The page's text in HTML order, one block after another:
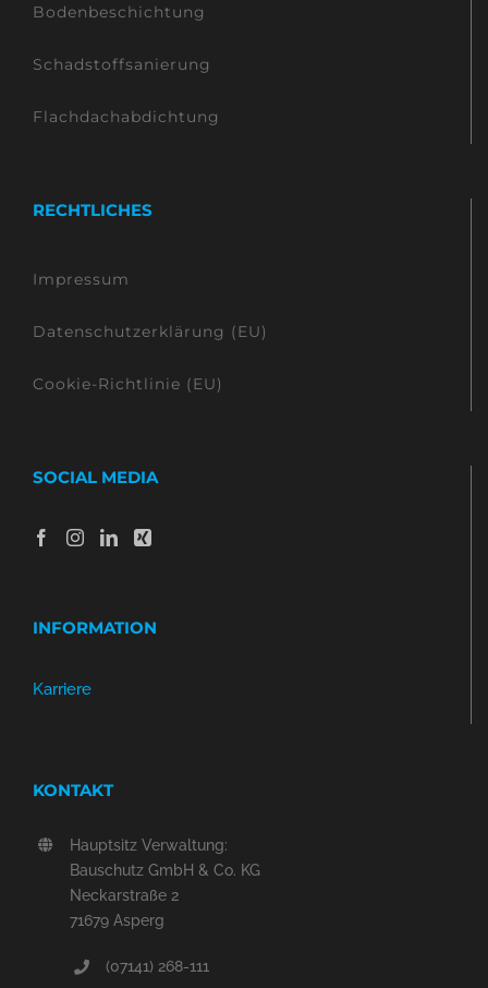
Bodenbeschichtung
Schadstoffsanierung
Flachdachabdichtung
RECHTLICHES
Impressum
Datenschutzerklärung (EU)
Cookie-Richtlinie (EU)
SOCIAL MEDIA
INFORMATION
Karriere
KONTAKT
Hauptsitz Verwaltung:
Bauschutz GmbH & Co. KG
Neckarstraße 2
71679 Asperg
(07141) 268-111